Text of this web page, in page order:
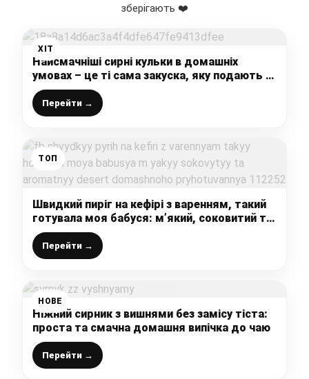
зберігають ❤️
ХІТ
Найсмачніші сирні кульки в домашніх
умовах – це ті сама закуска, яку подають в
ресторанах з м’ясом
Перейти →
ТОП
Швидкий пиріг на кефірі з варенням, такий
готувала моя бабуся: м’який, соковитий та
ароматний десерт домашнього
приготування
Перейти →
НОВЕ
Ніжний сирник з вишнями без замісу тіста:
проста та смачна домашня випічка до чаю
Перейти →